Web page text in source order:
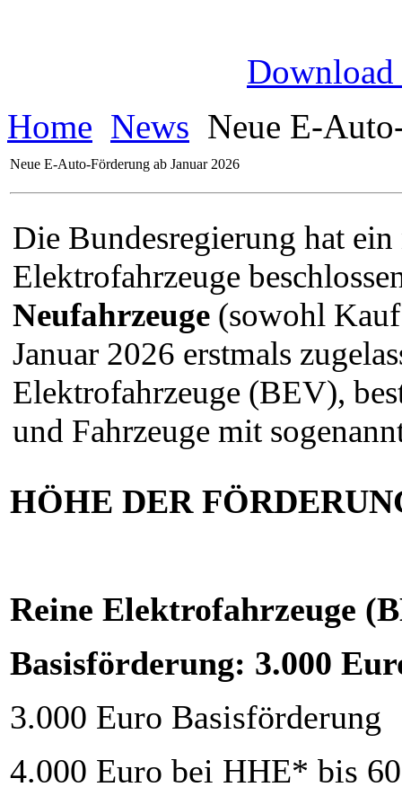
Download
Home News Neue E-
Neue E-Auto-Förderung ab Januar 2026
Die Bundesregierung hat
Elektrofahrzeuge
Neufahrzeuge (sowohl
Januar 2026 erstmals
Elektrofahrzeuge (BEV),
und Fahrzeuge mit
HÖHE DER
Reine Elektrofahrzeuge
Basisförderung: 3.000
3.000 Euro Basisförderung
4.000 Euro bei HHE* bis